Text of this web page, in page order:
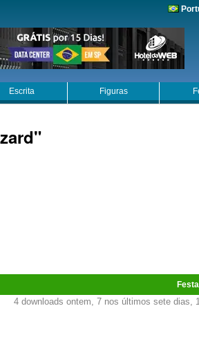
Escrita Figuras
4 downloads ontem, 7 nos últimos sete dias,